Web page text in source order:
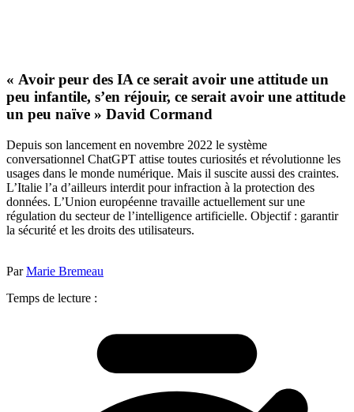
« Avoir peur des IA ce serait avoir une attitude un
peu infantile, s’en réjouir, ce serait avoir une attitude
un peu naïve » David Cormand
Depuis son lancement en novembre 2022 le système
conversationnel ChatGPT attise toutes curiosités et révolutionne les
usages dans le monde numérique. Mais il suscite aussi des craintes.
L’Italie l’a d’ailleurs interdit pour infraction à la protection des
données. L’Union européenne travaille actuellement sur une
régulation du secteur de l’intelligence artificielle. Objectif : garantir
la sécurité et les droits des utilisateurs.
ParMarie Bremeau
Temps de lecture :